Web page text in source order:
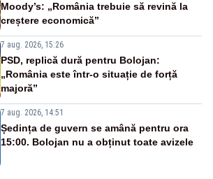
Moody’s: „România trebuie să revină la
creștere economică”
7 aug. 2026, 15:26
PSD, replică dură pentru Bolojan:
„România este într-o situație de forță
majoră”
7 aug. 2026, 14:51
Ședința de guvern se amână pentru ora
15:00. Bolojan nu a obținut toate avizele